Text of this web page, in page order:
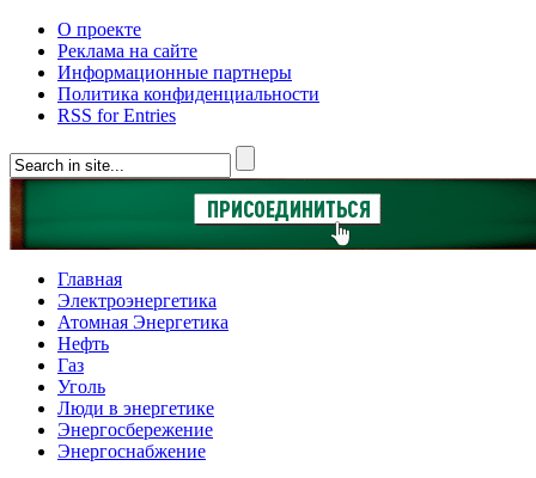
О проекте
Реклама на сайте
Информационные партнеры
Политика конфиденциальности
RSS for Entries
Главная
Электроэнергетика
Атомная Энергетика
Нефть
Газ
Уголь
Люди в энергетике
Энергосбережение
Энергоснабжение